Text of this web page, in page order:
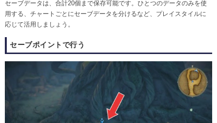
セーブデータは、合計20個まで保存可能です。ひとつのデータのみを使
用する、チャートごとにセーブデータを分けるなど、プレイスタイルに
応じて活用しましょう。
セーブポイントで行う